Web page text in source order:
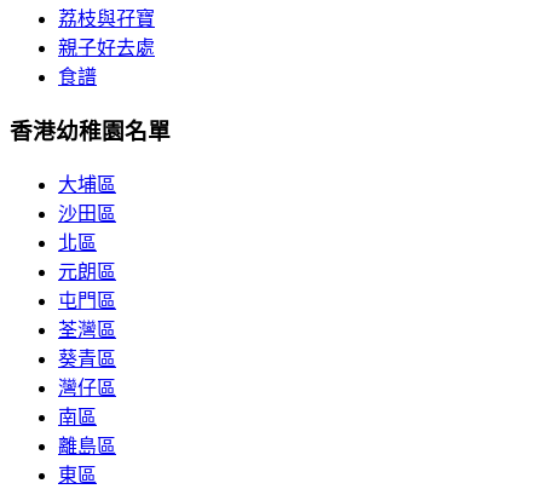
荔枝與孖寶
親子好去處
食譜
香港幼稚園名單
大埔區
沙田區
北區
元朗區
屯門區
荃灣區
葵青區
灣仔區
南區
離島區
東區